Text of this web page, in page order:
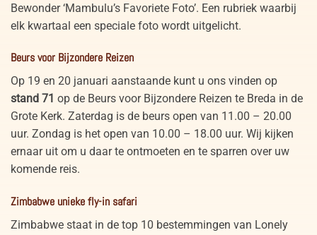
Bewonder ‘Mambulu’s Favoriete Foto’. Een rubriek waarbij
elk kwartaal een speciale foto wordt uitgelicht.
Beurs voor Bijzondere Reizen
Op 19 en 20 januari aanstaande kunt u ons vinden op
stand 71 op de Beurs voor Bijzondere Reizen te Breda in de
Grote Kerk. Zaterdag is de beurs open van 11.00 – 20.00
uur. Zondag is het open van 10.00 – 18.00 uur. Wij kijken
ernaar uit om u daar te ontmoeten en te sparren over uw
komende reis.
Zimbabwe unieke fly-in safari
Zimbabwe staat in de top 10 bestemmingen van Lonely